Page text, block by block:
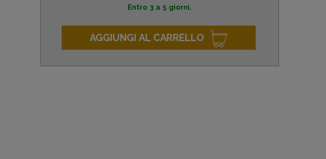
Entro 3 a 5 giorni.
AGGIUNGI AL CARRELLO